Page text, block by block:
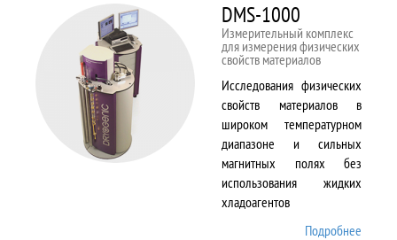
DMS-1000
Измерительный комплекс
для измерения физических
свойств материалов
Исследования физических
свойств материалов в
широком температурном
диапазоне и сильных
магнитных полях без
использования жидких
хладоагентов
Подробнее